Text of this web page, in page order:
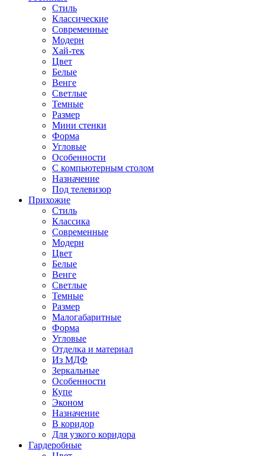
Стиль
Классические
Современные
Модерн
Хай-тек
Цвет
Белые
Венге
Светлые
Темные
Размер
Мини стенки
Форма
Угловые
Особенности
С компьютерным столом
Назначение
Под телевизор
Прихожие
Стиль
Классика
Современные
Модерн
Цвет
Белые
Венге
Светлые
Темные
Размер
Малогабаритные
Форма
Угловые
Отделка и материал
Из МДФ
Зеркальные
Особенности
Купе
Эконом
Назначение
В коридор
Для узкого коридора
Гардеробные